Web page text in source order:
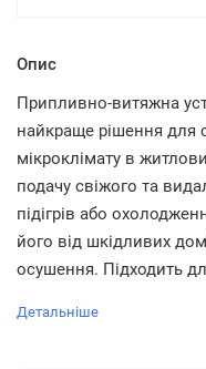
Опис
Припливно-витяжна
найкраще рішення для
мікроклімату в
подачу свіжого та
підігрів або
його від шкідливих
осушення. Підходить
Детальніше